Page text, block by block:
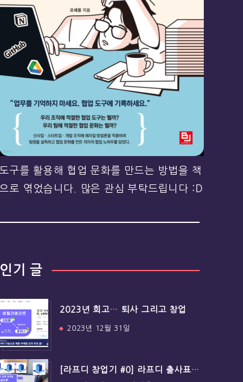
도구를 활용해 협업 문화를 만드는 방법을 책
으로 엮었습니다. 많은 관심 부탁드립니다 :D
인기 글
2023년 회고… 퇴사 그리고 창업
2023년 12월 31일
[라프디 창업기 #0] 라프디 출사표…